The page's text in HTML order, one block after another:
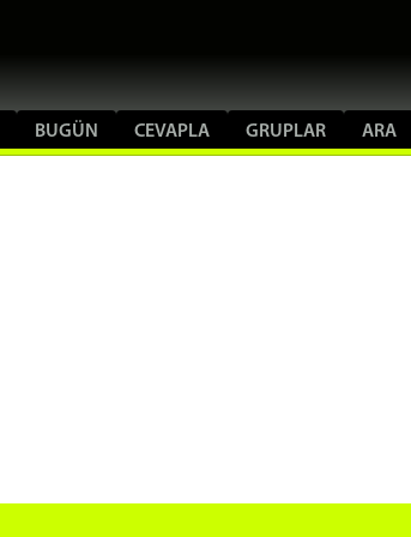
BUGÜN CEVAPLA GRUPLAR ARA